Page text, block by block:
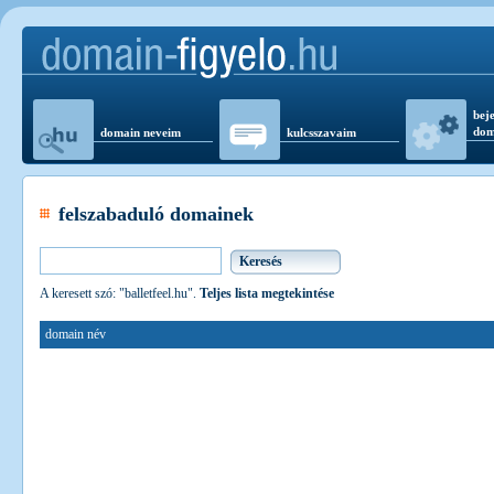
domain neveim kulcsszavaim
felszabaduló domainek
A keresett szó: "balletfeel.hu". Teljes lista megtekintése
domain név